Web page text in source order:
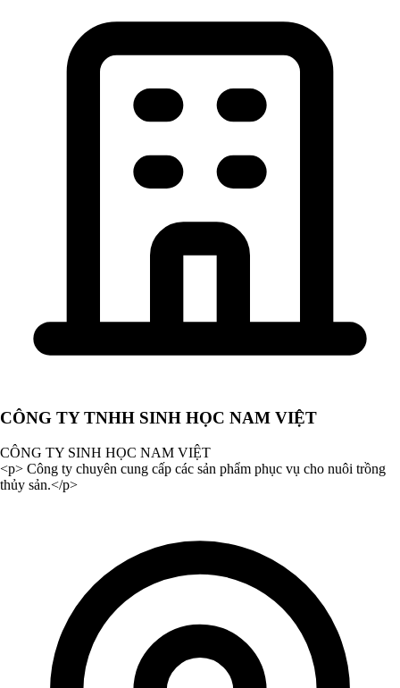
CÔNG TY TNHH SINH HỌC NAM VIỆT
CÔNG TY SINH HỌC NAM VIỆT
<p> Công ty chuyên cung cấp các sản phẩm phục vụ cho nuôi trồng
thủy sản.</p>